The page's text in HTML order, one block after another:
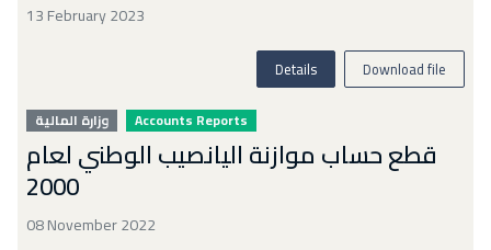
13 February 2023
Details Download file
وزارة المالية Accounts Reports
قطع حساب موازنة اليانصيب الوطني لعام
2000
08 November 2022